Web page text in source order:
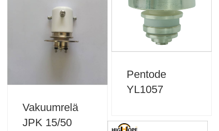
Vakuumrelä
JPK 15/50
Pentode
YL1057